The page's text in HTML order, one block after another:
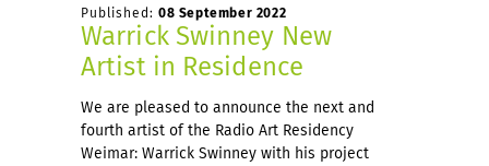
Published: 08 September 2022
Warrick Swinney New
Artist in Residence
We are pleased to announce the next and
fourth artist of the Radio Art Residency
Weimar: Warrick Swinney with his project